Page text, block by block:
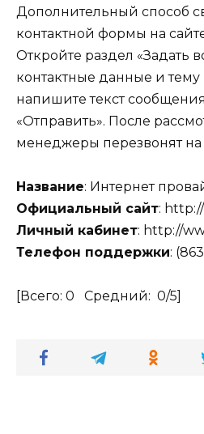
Дополнительный способ
контактной формы на
Откройте раздел «Задать
контактные данные и
напишите текст
«Отправить». После
менеджеры перезвонят на
Название: Интернет
Официальный сайт:
Личный кабинет: http://
Телефон поддержки:
[Всего: 0 Средний: 0/5]